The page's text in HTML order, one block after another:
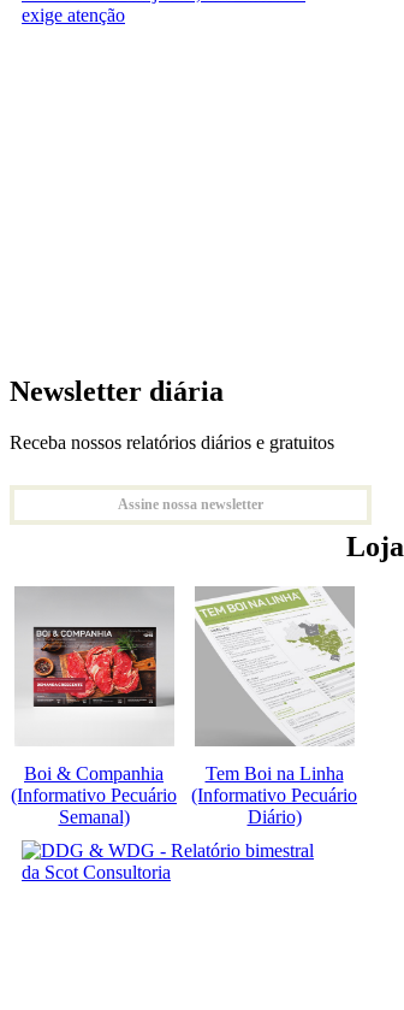
exige atenção
Newsletter diária
Receba nossos relatórios diários e gratuitos
Assine nossa newsletter
Loja
Boi & Companhia
(Informativo Pecuário
Semanal)
Tem Boi na Linha
(Informativo Pecuário
Diário)